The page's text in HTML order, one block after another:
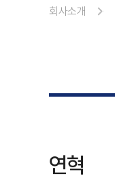
회사소개
연혁